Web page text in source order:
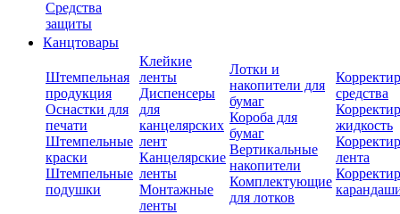
Средства
защиты
Канцтовары
Штемпельная
продукция
Оснастки для
печати
Штемпельные
краски
Штемпельные
подушки
Клейкие
ленты
Диспенсеры
для
канцелярских
лент
Канцелярские
ленты
Монтажные
ленты
Лотки и
накопители для
бумаг
Короба для
бумаг
Вертикальные
накопители
Комплектующие
для лотков
средства
жидкость
лента